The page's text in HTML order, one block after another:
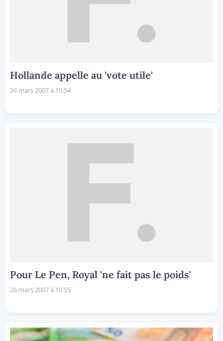
Hollande appelle au 'vote utile'
26 mars 2007 à 10:54
Pour Le Pen, Royal 'ne fait pas le poids'
26 mars 2007 à 10:55